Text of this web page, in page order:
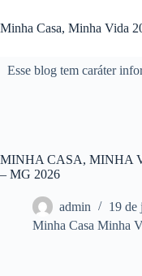
para
o
Minha Casa, Minha Vida
Esse blog tem caráter
MINHA CASA, MINHA
– MG 2026
admin
19 de
Minha Casa Minha